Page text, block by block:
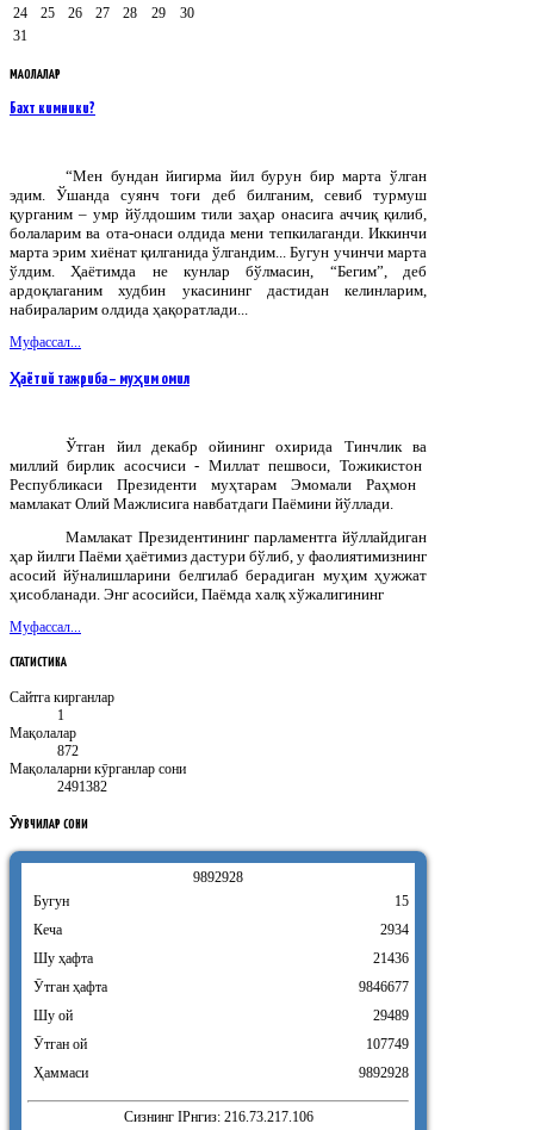
24
25 26 27 28 29
30
31
МАҚОЛАЛАР
Бахт кимники?
“Мен бундан йигирма йил бурун бир марта ўлган
эдим. Ўшанда суянч тоғи деб билганим, севиб турмуш
қурганим – умр йўлдошим тили заҳар онасига аччиқ қилиб,
болаларим ва ота-онаси олдида мени тепкилаганди. Иккинчи
марта эрим хиёнат қилганида ўлгандим... Бугун учинчи марта
ўлдим. Ҳаётимда не кунлар бўлмасин, “Бегим”, деб
ардоқлаганим худбин укасининг дастидан келинларим,
набираларим олдида ҳақоратлади...
Муфассал...
Ҳаётий тажриба – муҳим омил
Ўтган йил декабр ойининг охирида Тинчлик
ва
миллий бирлик асосчиси- Миллат пешвоси
Тожикистон
Республикаси
Президенти муҳтарам Эмомали
Раҳмон
мамлакат Олий Мажлисига навбатдаги Паёмини йўллади
Мамлакат Президентининг парламентга йўллайдиган
ҳар йилги Паёми ҳаётимиз дастури бўлиб, у фаолиятимизнинг
асосий йўналишларини белгилаб берадиган муҳим ҳужжат
ҳисобланади. Энг асосийси, Паёмда халқ хўжалигининг
Муфассал...
СТАТИСТИКА
Сайтга кирганлар
1
Мақолалар
872
Мақолаларни кӯрганлар сони
2491382
ӮҚУВЧИЛАРСОНИ
9892928
Бугун
Кеча
Шу ҳафта
Ӯтган ҳафта
Шу ой
Ӯтган ой
Ҳаммаси
15
2934
21436
9846677
29489
107749
9892928
Сизнинг IPнгиз: 216.73.217.106